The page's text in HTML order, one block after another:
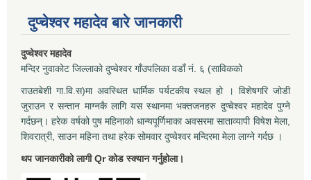
दुप्चेश्वर महादेव बारे जानकारी
दुप्चेश्वर महादेव
मन्दिर नुवाकोट जिल्लाको दुप्चेश्वर गाँउपलिका वडाँ नं. ६ (साविकको
राउतबेशी गा.वि.स)मा अवस्थित धार्मिक पर्यटकीय स्थल हो । विशेषगरि जोडी
जुराउन र सन्तान माग्नकै लागि यस स्थानमा भक्तजनहरु दुप्चेश्वर महादेव पुग्ने
गर्दछन्। हरेक वर्षको पुष महिनाको धान्यपूर्णिमाका अवसरमा साताव्यापी विषेश मेला,
शिवरात्री, साउन महिना तथा हरेक सोमवार दुप्चेश्वर मन्दिरमा मेला लाग्ने गर्दछ ।
थप जानकारीको लागी Qr कोड स्क्यान गर्नुहोला।